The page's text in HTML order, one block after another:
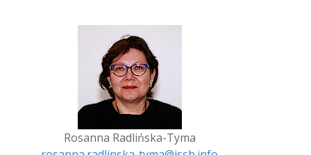
Rosanna Radlińska-Tyma